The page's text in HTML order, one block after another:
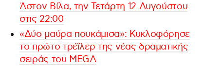
Άστον Βίλα, την Τετάρτη 12 Αυγούστου
στις 22:00
«Δύο μαύρα πουκάμισα»: Κυκλοφόρησε
το πρώτο τρέϊλερ της νέας δραματικής
σειράς του MEGA